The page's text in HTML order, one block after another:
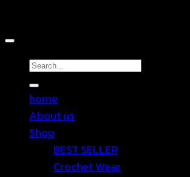
Search
for:
home
About us
Shop
BEST SELLER
Crochet Wear